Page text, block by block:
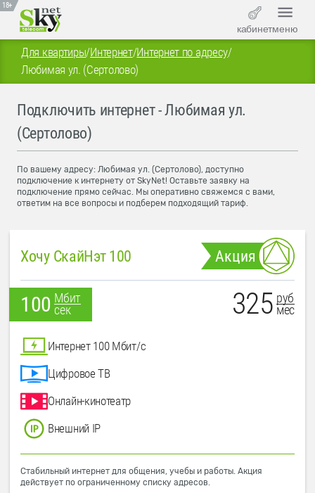
18+
кабинетменю
Для квартиры/Интернет/Интернет по адресу/
Любимая ул. (Сертолово)
Подключить интернет - Любимая ул.
(Сертолово)
По вашему адресу: Любимая ул. (Сертолово), доступно
подключение к интернету от SkyNet! Оставьте заявку на
подключение прямо сейчас. Мы оперативно свяжемся с вами,
ответим на все вопросы и подберем подходящий тариф.
Хочу СкайНэт 100 Акция
100 Мбит
сек
325 руб
мес
Интернет 100 Мбит/с
Цифровое ТВ
Онлайн-кинотеатр
Внешний IP
Стабильный интернет для общения, учебы и работы. Акция
действует по ограниченному списку адресов.